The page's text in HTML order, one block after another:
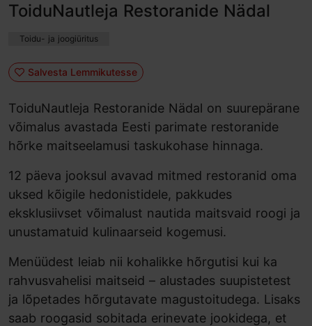
ToiduNautleja Restoranide Nädal
Toidu- ja joogiüritus
Salvesta Lemmikutesse
ToiduNautleja Restoranide Nädal on suurepärane
võimalus avastada Eesti parimate restoranide
hõrke maitseelamusi taskukohase hinnaga.
12 päeva jooksul avavad mitmed restoranid oma
uksed kõigile hedonistidele, pakkudes
eksklusiivset võimalust nautida maitsvaid roogi ja
unustamatuid kulinaarseid kogemusi.
Menüüdest leiab nii kohalikke hõrgutisi kui ka
rahvusvahelisi maitseid – alustades suupistetest
ja lõpetades hõrgutavate magustoitudega. Lisaks
saab roogasid sobitada erinevate jookidega, et